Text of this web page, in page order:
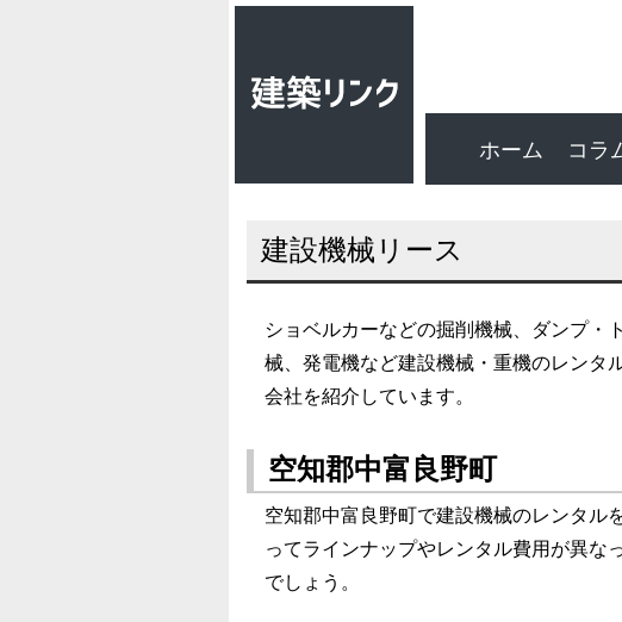
ホーム コラ
建設機械リース
ショベルカーなどの掘削機械、ダンプ・
械、発電機など建設機械・重機のレンタ
会社を紹介しています。
空知郡中富良野町
空知郡中富良野町で建設機械のレンタル
ってラインナップやレンタル費用が異な
でしょう。